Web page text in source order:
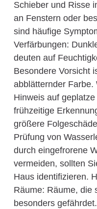
Schieber und Risse
an Fenstern oder
sind häufige
Verfärbungen:
deuten auf
Besondere Vorsicht
abblätternder Farbe.
Hinweis auf
frühzeitige
größere
Prüfung von
durch eingefrorene
vermeiden, sollten
Haus identifizieren.
Räume: Räume, die
besonders